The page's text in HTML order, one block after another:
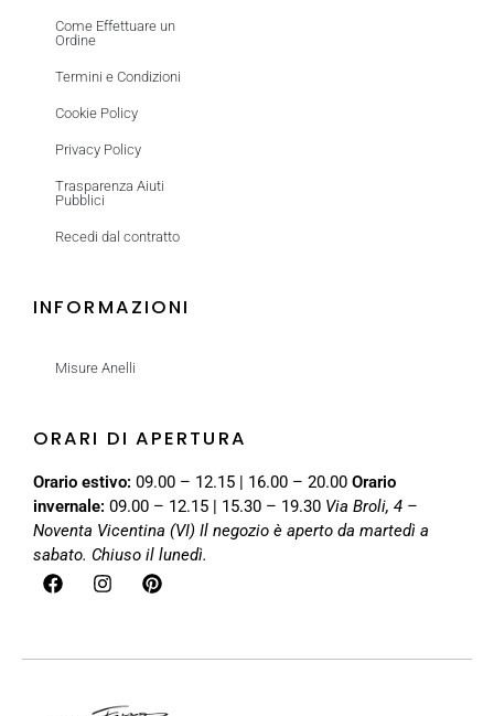
Come Effettuare un
Ordine
Termini e Condizioni
Cookie Policy
Privacy Policy
Trasparenza Aiuti
Pubblici
Recedi dal contratto
INFORMAZIONI
Misure Anelli
ORARI DI APERTURA
Orario estivo: 09.00 – 12.15 | 16.00 – 20.00 Orario
invernale: 09.00 – 12.15 | 15.30 – 19.30 Via Broli, 4 –
Noventa Vicentina (VI) Il negozio è aperto da martedì a
sabato. Chiuso il lunedì.